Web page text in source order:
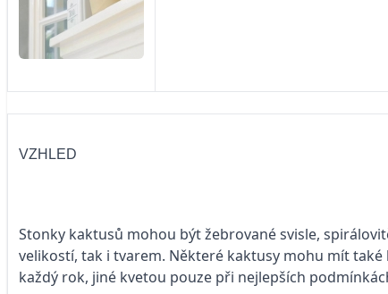
VZHLED
Stonky kaktusů mohou být žebrované svisle,
velikostí, tak i tvarem. Některé kaktusy mohu mít
každý rok, jiné kvetou pouze při nejlepších